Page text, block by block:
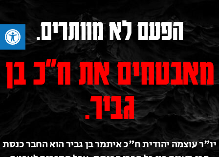
הפעם לא מוותרים.
מאבטחים את ח"כ בן
גביר.
יו"ר עוצמה יהודית ח"כ איתמר בן גביר הוא החבר כנסת
פתח